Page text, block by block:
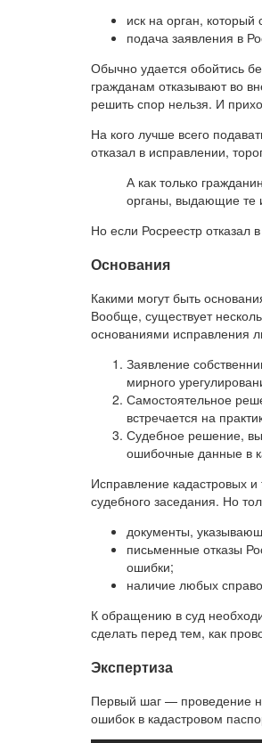
иск на орган,
подача заявления в
Обычно удается обойтись
гражданам отказывают во
решить спор нельзя. И
На кого лучше всего
отказал в исправлении,
А как только
органы, выдающие те
Но если Росреестр отказал
Основания
Какими могут быть
Вообще, существует
основаниями исправления
Заявление
мирного
Самостоятельное
встречается на
Судебное решение,
ошибочные данные в
Исправление кадастровых
судебного заседания. Но
документы,
письменные отказы
ошибки;
наличие любых
К обращению в суд
сделать перед тем, как
Экспертиза
Первый шаг — проведение
ошибок в кадастровом